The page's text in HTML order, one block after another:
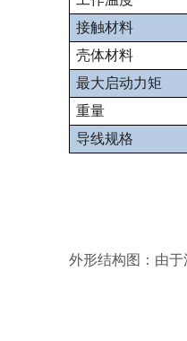
接触材料
壳体材料
最大启动力矩
重量
导线规格
外形结构图：由